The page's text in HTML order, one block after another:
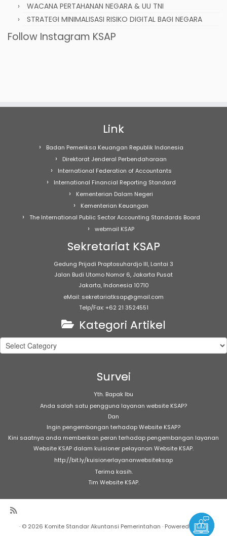
WACANA PERTAHANAN NEGARA & UU TNI
STRATEGI MINIMALISASI RISIKO DIGITAL BAGI NEGARA
Follow Instagram KSAP
Link
Badan Pemeriksa Keuangan Republik Indonesia
Direktorat Jenderal Perbendaharaan
International Federation of Accountants
International Financial Reporting Standard
Kementerian Dalam Negeri
Kementerian Keuangan
The International Public Sector Accounting Standards Board
webmail KSAP
Sekretariat KSAP
Gedung Prijadi Praptosuhardjo III, Lantai 3
Jalan Budi Utomo Nomor 6, Jakarta Pusat
Jakarta, Indonesia 10710
eMail: sekretariatksap@gmail.com
Telp/Fax: +62 21 3524551
Kategori Artikel
Kategori
Artikel
Survei
Yth. Bapak Ibu
Anda salah satu pengguna layanan website KSAP?
Dan
Ingin pengembangan terhadap Website KSAP?
Kini saatnya anda memberikan peran terhadap pengembangan layanan
Website KSAP dalam kuisioner pelayanan Website KSAP.
http://bit.ly/kuisionerlayananwebsiteksap
Terima kasih.
Tim Website KSAP.
· © 2026 Komite Standar Akuntansi Pemerintahan · Powered by
·